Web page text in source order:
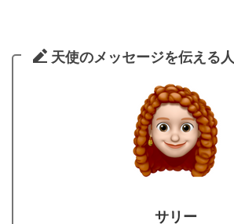
天使のメッセージを伝える人
サリー